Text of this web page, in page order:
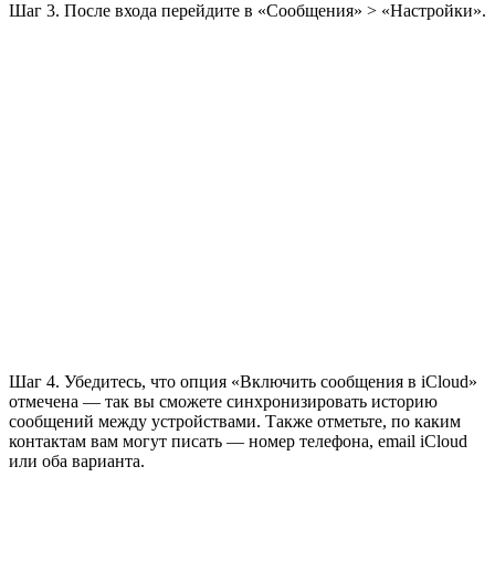
Шаг 3. После входа перейдите в «Сообщения» > «Настройки».
Шаг 4. Убедитесь, что опция «Включить сообщения в iCloud»
отмечена — так вы сможете синхронизировать историю
сообщений между устройствами. Также отметьте, по каким
контактам вам могут писать — номер телефона, email iCloud
или оба варианта.